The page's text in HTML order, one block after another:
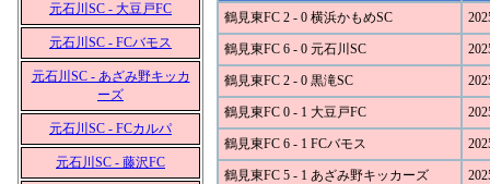
元石川SC - 大豆戸FC
元石川SC - FCバモス
元石川SC - あざみ野キッカ
ーズ
元石川SC - FCカルパ
元石川SC - 藤沢FC
鶴見東FC 2 - 0 横浜かもめSC
鶴見東FC 6 - 0 元石川SC
鶴見東FC 2 - 0 黒滝SC
鶴見東FC 0 - 1 大豆戸FC
鶴見東FC 6 - 1 FCバモス
鶴見東FC 5 - 1 あざみ野キッカーズ